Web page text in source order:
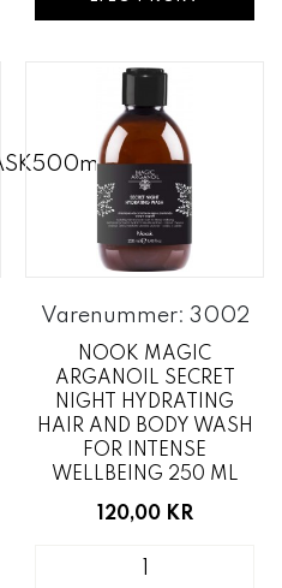
Varenummer: 3002
NOOK MAGIC
ARGANOIL SECRET
NIGHT HYDRATING
HAIR AND BODY WASH
FOR INTENSE
WELLBEING 250 ML
120,00 KR